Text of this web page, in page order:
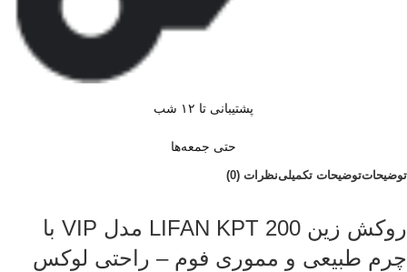
پشتیبانی تا ۱۲ شب
حتی جمعه‌ها
توضیحاتتوضیحات تکمیلینظرات (0)
روکش زین LIFAN KPT 200 مدل VIP با
چرم طبیعی و مموری فوم – راحتی لوکس